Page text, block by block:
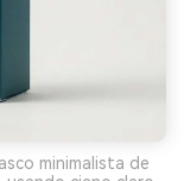
minimalista de